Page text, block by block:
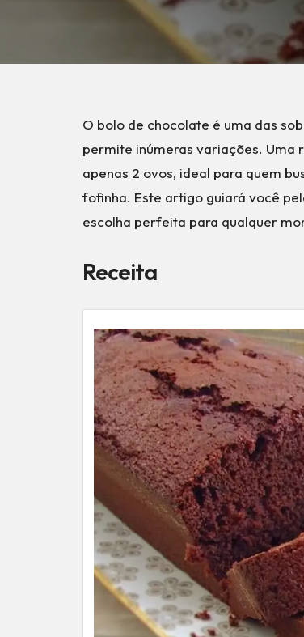
O bolo de chocolate é uma das
permite inúmeras variações. Uma
apenas 2 ovos, ideal para quem
fofinha. Este artigo guiará você
escolha perfeita para qualquer
Receita